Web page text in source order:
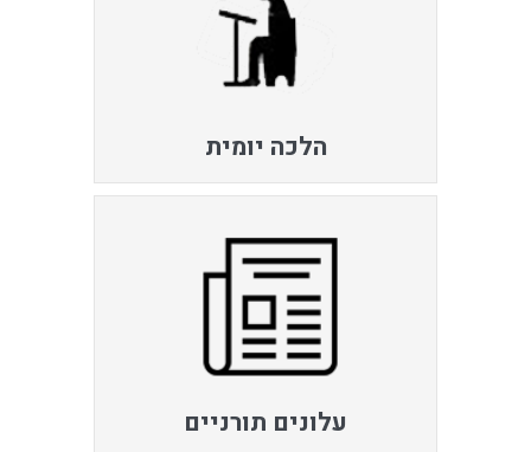
הלכה יומית
עלונים תורניים